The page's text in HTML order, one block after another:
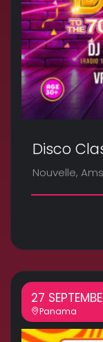
Disco
Nouvelle,
27
Panama